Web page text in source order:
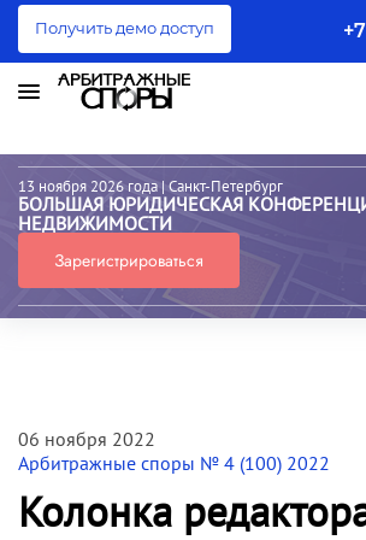
Получить демо доступ
13 ноября 2026 года | Санкт-Петербург
БОЛЬШАЯ ЮРИДИЧЕСКАЯ
НЕДВИЖИМОСТИ
Зарегистрироваться
06 ноября 2022
Арбитражные споры № 4 (100) 2022
Колонка